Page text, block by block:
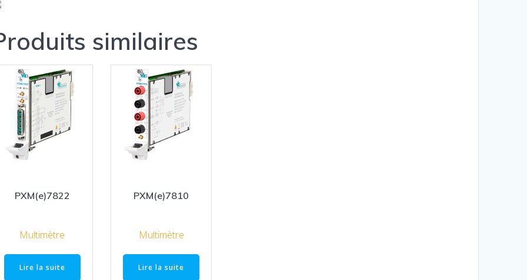
similaires
PXM(e)7822
Multimètre
Lire la suite
PXM(e)7810
Multimètre
Lire la suite